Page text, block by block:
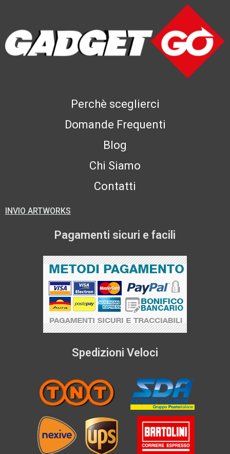
Perchè sceglierci
Domande Frequenti
Blog
Chi Siamo
Contatti
INVIO ARTWORKS
Pagamenti sicuri e facili
Spedizioni Veloci